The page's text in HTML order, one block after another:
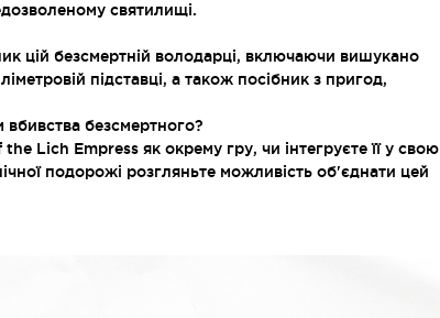
святилищі.
цій безсмертній володарці, включаючи вишукано
підставці, а також посібник з пригод,
вбивства безсмертного?
Lich Empress як окрему гру, чи інтегруєте її у свою
подорожі розгляньте можливість об'єднати цей